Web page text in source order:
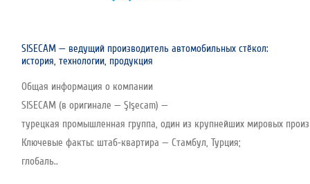
SISECAM — ведущий производитель автомобильных стёкол:
история, технологии, продукция
Общая информация о компании
SISECAM (в оригинале — Şişecam) —
турецкая промышленная группа, один из крупнейших мировых
Ключевые факты: штаб‑квартира — Стамбул, Турция;
глобаль..